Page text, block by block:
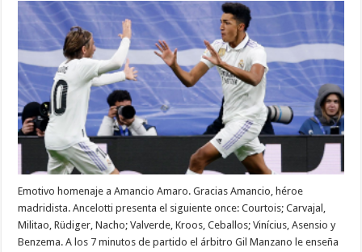
Emotivo homenaje a Amancio Amaro. Gracias Amancio, héroe
madridista. Ancelotti presenta el siguiente once: Courtois; Carvajal,
Militao, Rüdiger, Nacho; Valverde, Kroos, Ceballos; Vinícius, Asensio y
Benzema. A los 7 minutos de partido el árbitro Gil Manzano le enseña